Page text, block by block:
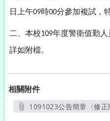
日上午09時00分參加複試，
二、本校109年度警衛值勤
詳如附檔。
相關附件
1091023公告簡章〈修